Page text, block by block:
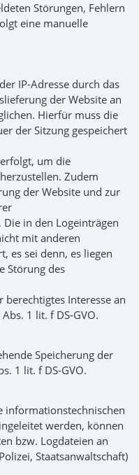
Störungen, Fehlern
eine manuelle
IP-Adresse durch das
der Website an
Hierfür muss die
der Sitzung gespeichert
um die
Zudem
der Website und zur
in den Logeinträgen
mit anderen
es sei denn, es liegen
Störung des
berechtigtes Interesse an
1 lit. f DS-GVO.
Speicherung der
1 lit. f DS-GVO.
informationstechnischen
werden, können
bzw. Logdateien an
Staatsanwaltschaft)